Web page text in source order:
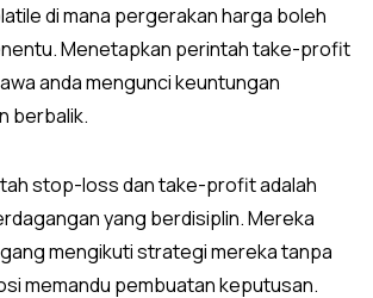
di mana pergerakan harga boleh
Menetapkan perintah take-profit
anda mengunci keuntungan
berbalik.
stop-loss dan take-profit adalah
yang berdisiplin. Mereka
mengikuti strategi mereka tanpa
memandu pembuatan keputusan.